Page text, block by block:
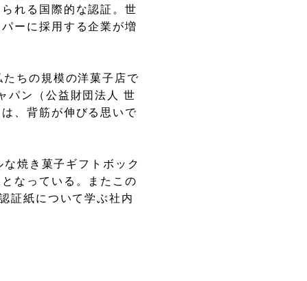
れる国際的な認証。世
ーに採用する企業が増
ちの規模の洋菓子店で
パン（公益財団法人 世
、背筋が伸びる思いで
焼き菓子ギフトボック
なっている。またこの
証紙について学ぶ社内